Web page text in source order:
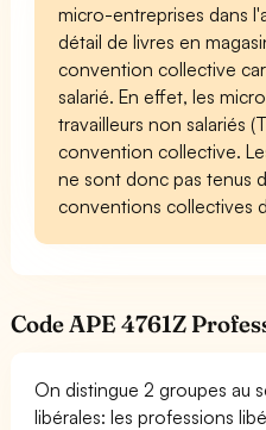
micro-entreprises dans
détail de livres en
convention collective
salarié. En effet, les
travailleurs non salariés
convention collective.
ne sont donc pas tenus
conventions collectives
Code APE 4761Z
On distingue 2 groupes au
libérales: les professions